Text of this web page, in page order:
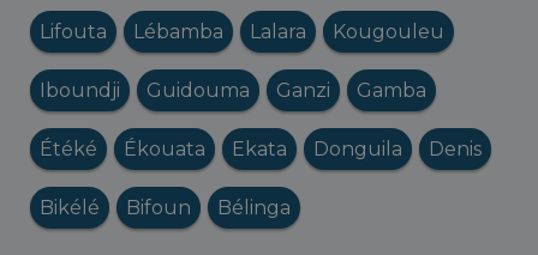
Lifouta Lébamba Lalara Kougouleu
Iboundji Guidouma Ganzi Gamba
Étéké Ékouata Ekata Donguila Denis
Bikélé Bifoun Bélinga